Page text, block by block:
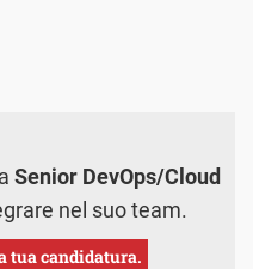
Senior DevOps/Cloud
nel suo team.
tua candidatura.